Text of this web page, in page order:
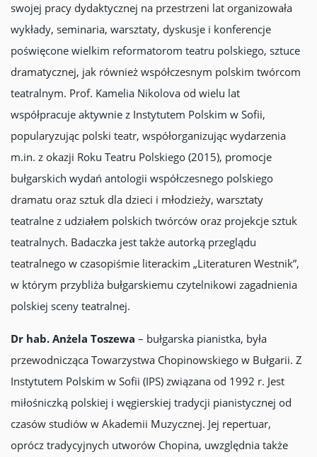
swojej pracy dydaktycznej na przestrzeni lat organizowała
wykłady, seminaria, warsztaty, dyskusje i konferencje
poświęcone wielkim reformatorom teatru polskiego, sztuce
dramatycznej, jak również współczesnym polskim twórcom
teatralnym. Prof. Kamelia Nikolova od wielu lat
współpracuje aktywnie z Instytutem Polskim w Sofii,
popularyzując polski teatr, współorganizując wydarzenia
m.in. z okazji Roku Teatru Polskiego (2015), promocje
bułgarskich wydań antologii współczesnego polskiego
dramatu oraz sztuk dla dzieci i młodzieży, warsztaty
teatralne z udziałem polskich twórców oraz projekcje sztuk
teatralnych. Badaczka jest także autorką przeglądu
teatralnego w czasopiśmie literackim „Literaturen Westnik”,
w którym przybliża bułgarskiemu czytelnikowi zagadnienia
polskiej sceny teatralnej.
Dr hab. Anżela Toszewa – bułgarska pianistka, była
przewodnicząca Towarzystwa Chopinowskiego w Bułgarii. Z
Instytutem Polskim w Sofii (IPS) związana od 1992 r. Jest
miłośniczką polskiej i węgierskiej tradycji pianistycznej od
czasów studiów w Akademii Muzycznej. Jej repertuar,
oprócz tradycyjnych utworów Chopina, uwzględnia także